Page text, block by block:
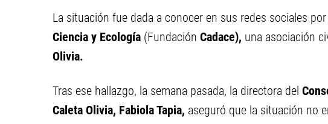
La situación fue dada a conocer en sus redes sociales por
Ciencia y Ecología (Fundación Cadace), una asociación
Olivia.
Tras ese hallazgo, la semana pasada, la directora del
Caleta Olivia, Fabiola Tapia, aseguró que la situación no